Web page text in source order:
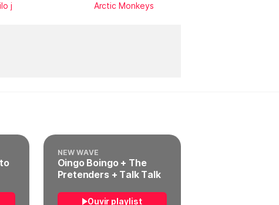
j Arctic Monkeys
NEW WAVE
Oingo Boingo + The
Pretenders + Talk Talk
Ouvir playlist